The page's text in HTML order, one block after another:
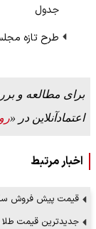
جدول
طرح تازه
برای مطالعه و
اعتمادآنلاین در «
اخبار مرتبط
قیمت پیش فروش
جدیدترین قیمت طلا و